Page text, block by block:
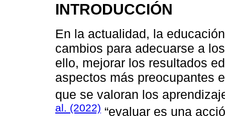
INTRODUCCIÓN
En la actualidad, la
cambios para adecuarse a
ello, mejorar los resultados
aspectos más preocupantes
que se valoran los
al. (2022) “evaluar es una